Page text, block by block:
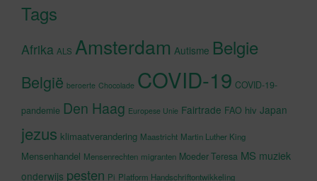
Tags
Afrika ALS Amsterdam Autisme Belgie
België beroerte Chocolade COVID-19 COVID-19-
pandemie Den Haag Europese Unie Fairtrade FAO hiv Japan
jezus klimaatverandering Maastricht Martin Luther King
Mensenhandel Mensenrechten migranten Moeder Teresa MS muziek
onderwijs pesten Pi Platform Handschriftontwikkeling